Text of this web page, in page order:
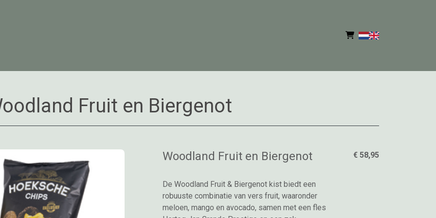
Fruit en Biergenot
Woodland Fruit en Biergenot
De Woodland Fruit & Biergenot kist biedt een
robuuste combinatie van vers fruit, waaronder
meloen, mango en avocado, samen met een fles
€ 58,95